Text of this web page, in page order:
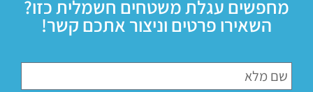
מחפשים עגלת משטחים חשמלית כזו?
השאירו פרטים וניצור אתכם קשר!